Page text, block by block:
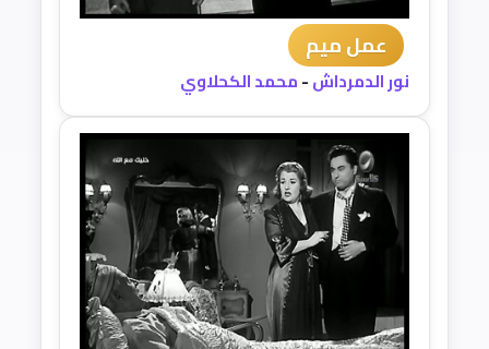
عمل ميم
نور الدمرداش-محمد الكحلاوي